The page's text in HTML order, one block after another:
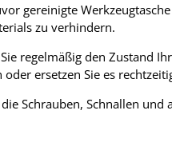
gereinigte
zu verhindern.
regelmäßig den Zustand
ersetzen Sie es
die Schrauben, Schnallen